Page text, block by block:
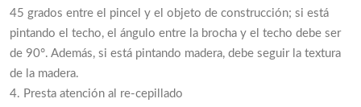
45 grados entre el pincel y el objeto de construcción; si está
pintando el techo, el ángulo entre la brocha y el techo debe ser
de 90°. Además, si está pintando madera, debe seguir la textura
de la madera.
4. Presta atención al re-cepillado